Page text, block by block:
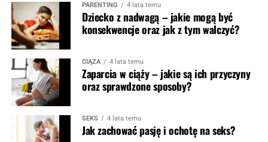
PARENTING 4 lata temu
Dziecko z nadwagą – jakie mogą być
konsekwencje oraz jak z tym walczyć?
CIĄŻA 4 lata temu
Zaparcia w ciąży – jakie są ich przyczyny
oraz sprawdzone sposoby?
SEKS 4 lata temu
Jak zachować pasję i ochotę na seks?